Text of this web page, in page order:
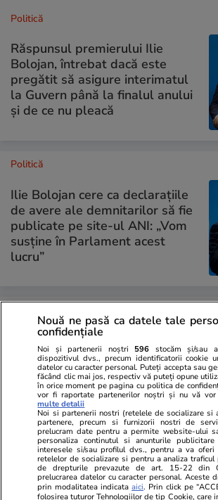
Politică
Răspunsul premierului Ilie
Bolojan, întrebat dacă este
pregătit să asigure interimatul
la Guvern până la finalul anului
și de ce nu pleacă
Politică
Ilie Bolojan cere ca declarațiile
de avere ale demnitarilor să fie
publicate pe site-ul ANI: „Vom
susține în Parlament acest
lucru”
PARTENERI
Nouă ne pasă ca datele tale
confidențiale
Noi și partenerii noștri 596 stocăm și/sau
dispozitivul dvs., precum identificatorii cookie
datelor cu caracter personal. Puteți accepta sau
făcând clic mai jos, respectiv vă puteți opune
în orice moment pe pagina cu politica de
vor fi raportate partenerilor noștri și nu vă vor
multe detalii
Noi si partenerii nostri (retelele de socializare si
partenere, precum si furnizorii nostri de
prelucram date pentru a permite website-ului
personaliza continutul si anunturile
interesele si/sau profilul dvs., pentru a va oferi
retelelor de socializare si pentru a analiza
de drepturile prevazute de art. 15-22 din
prelucrarea datelor cu caracter personal. Aceste
prin modalitatea indicataaici. Prin click pe
folosirea tuturor Tehnologiilor de tip Cookie, care